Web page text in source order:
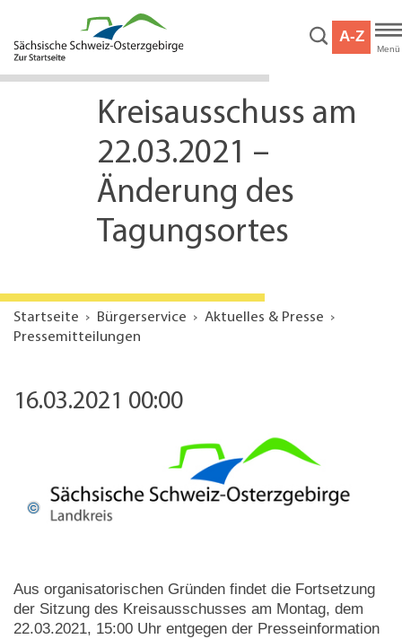
Hauptinhalt
Service
A-Z
Menü
Kreisausschuss am
22.03.2021 –
Änderung des
Tagungsortes
Startseite Bürgerservice
Aktuelles & Presse
Pressemitteilungen
16.03.2021 00:00
Aus organisatorischen Gründen findet die Fortsetzung
der Sitzung des Kreisausschusses am Montag, dem
22.03.2021, 15:00 Uhr entgegen der Presseinformation